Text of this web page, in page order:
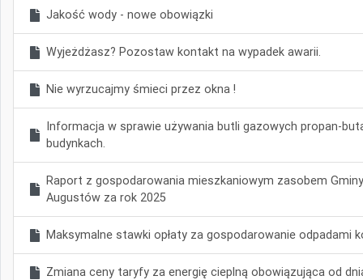
Jakość wody - nowe obowiązki
Wyjeżdżasz? Pozostaw kontakt na wypadek awarii.
Nie wyrzucajmy śmieci przez okna !
Informacja w sprawie używania butli gazowych propan-
budynkach.
Raport z gospodarowania mieszkaniowym zasobem
Augustów za rok 2025
Maksymalne stawki opłaty za gospodarowanie odpadami
Zmiana ceny taryfy za energię cieplną obowiązująca od